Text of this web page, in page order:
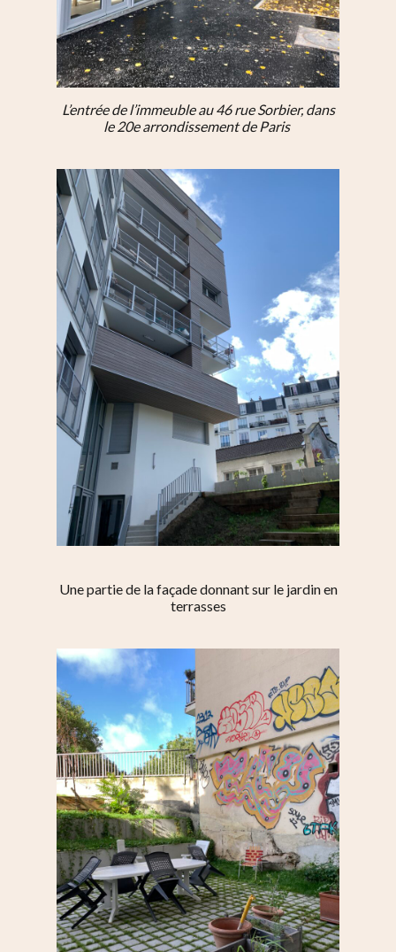
L’entrée de l’immeuble au 46 rue Sorbier, dans
le 20e arrondissement de Paris
Une partie de la façade donnant sur le jardin en
terrasses